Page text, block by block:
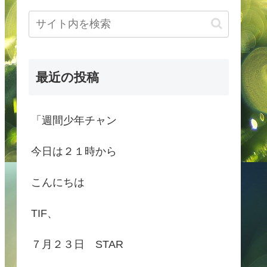
最近の投稿
「週間少年チャン
今日は２１時から
こんにちは
TIF、
７月２３日 STAR